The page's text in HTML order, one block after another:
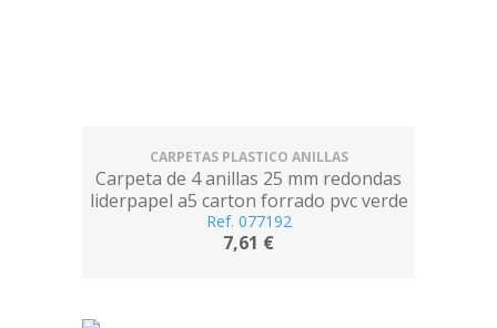
CARPETAS PLASTICO ANILLAS
Carpeta de 4 anillas 25 mm redondas
liderpapel a5 carton forrado pvc verde
Ref. 077192
7,61 €